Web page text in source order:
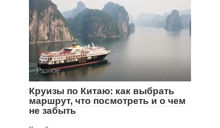
Разное
Круизы по Китаю: как выбрать
маршрут, что посмотреть и о чем
не забыть